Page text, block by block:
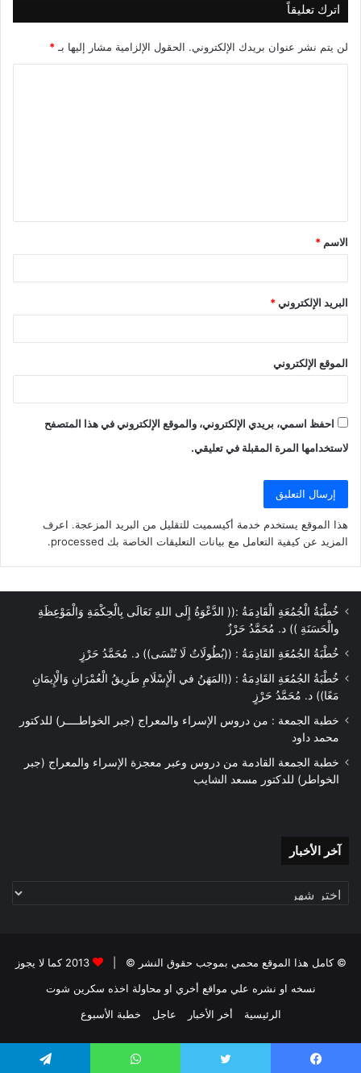
اترك تعليقاً
لن يتم نشر عنوان بريدك الإلكتروني. الحقول الإلزامية مشار إليها بـ *
ق
*
الاسم *
البريد الإلكتروني*
الموقع الإلكتروني
احفظ اسمي، بريدي الإلكتروني، والموقع الإلكتروني في هذا المتصفح
لاستخدامها المرة المقبلة في تعليقي.
هذا الموقع يستخدم خدمة أكيسميت للتقليل من البريد المزعجة. اعرف
المزيد عن كيفية التعامل مع بيانات التعليقات الخاصة بك processed
.
خُطْبَةُ الْجُمُعَةِ الْقَادِمَةُ :(( الدَّعْوَةُ إِلَى اللهِ تَعَالَى بِالْحِكْمَةِ وَالْمَوْعِظَةِ
والْحَسَنَةِ )) د. مُحَمَّدُ حَرْزٌ
خُطْبَةُ الجُمُعَةِ القَادِمَةُ : ((بُطُولَاتٌ لَا تُنْسَى)) د. مُحَمَّدُ حَرْزٍ
خُطْبَةُ الجُمُعَةِ القَادِمَةُ : ((المَهَنُ في الْإِسْلَامِ طَرِيقُ الْعُمْرَانِ وَالْإِيمَانِ
مَعًا)) د. مُحَمَّدُ حَرْزٍ
خطبة الجمعة : من دروس الإسراء والمعراج (جبر الخواطــــر) للدكتور
محمد داود
خطبة الجمعة القادمة من دروس وعبر معجزة الإسراء والمعراج (جبر
الخواطر) للدكتور مسعد الشايب
آخر الأخبار
© كامل هذا الموقع محمي بموجب حقوق النشر © |
2013 كما لا يجوز
نسخه او نشره علي مواقع أخري او محاولة اخذه سكرين شوت
الرئيسية
أخر الأخبار عاجل خطبة الأسبوع